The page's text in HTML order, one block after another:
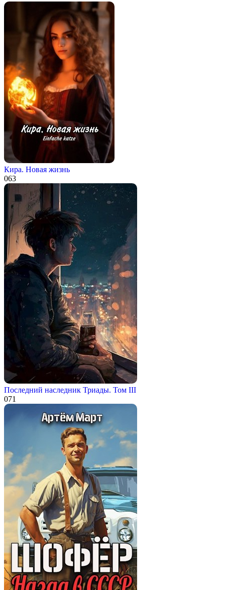
Кира. Новая жизнь
063
Последний наследник Триады. Том III
071